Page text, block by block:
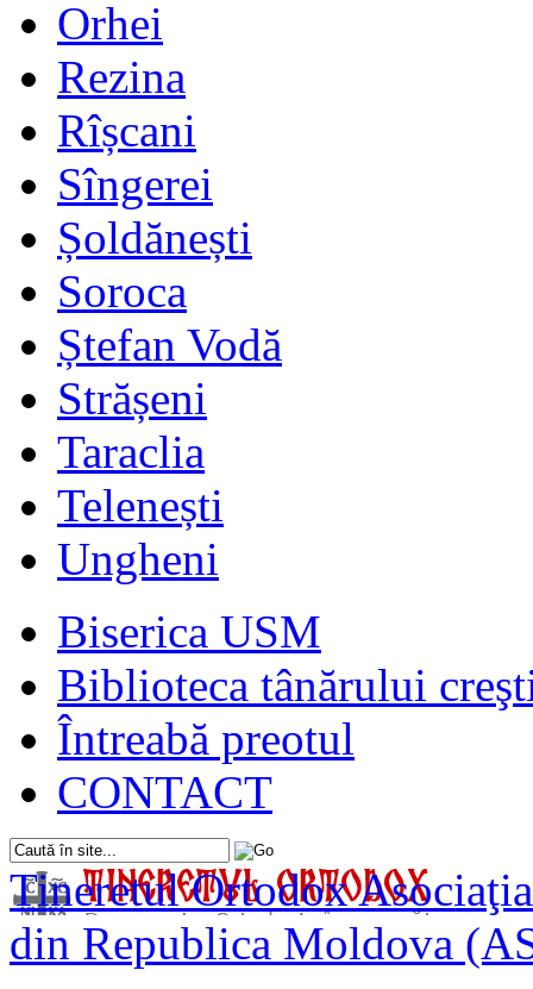
Orhei
Rezina
Rîșcani
Sîngerei
Șoldănești
Soroca
Ștefan Vodă
Strășeni
Taraclia
Telenești
Ungheni
Biserica USM
Biblioteca tânărului
Întreabă preotul
CONTACT
Tineretul Ortodox
din Republica Moldova